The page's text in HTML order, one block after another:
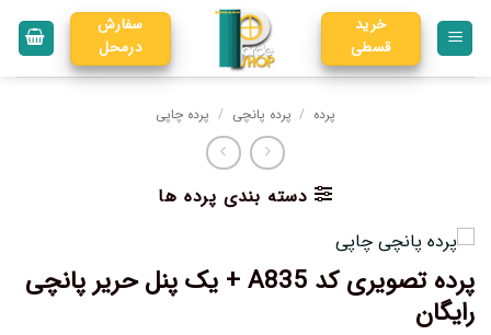
خرید
قسطی
سفارش
درمحل
پرده / پرده پانچی / پرده چاپی
دسته بندی پرده ها
پرده تصویری کد A835 + یک پنل حریر پانچی
رایگان